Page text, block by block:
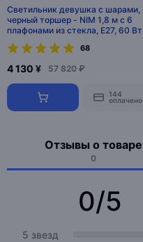
Светильник девушка с шарами,
черный торшер - NIM 1,8 м с 6
плафонами из стекла, E27, 60 Вт
68
4 130 ¥ 57 820 ₽
144
оплачено
Отзывы о товаре
0
0/5
5 звезд